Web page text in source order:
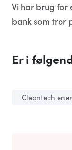
Vi har brug for
bank som tror
Er i
Cleantech